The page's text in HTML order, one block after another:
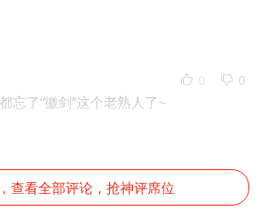
0 0
忘了“徽剑”这个老熟人了~
查看全部评论，抢神评席位